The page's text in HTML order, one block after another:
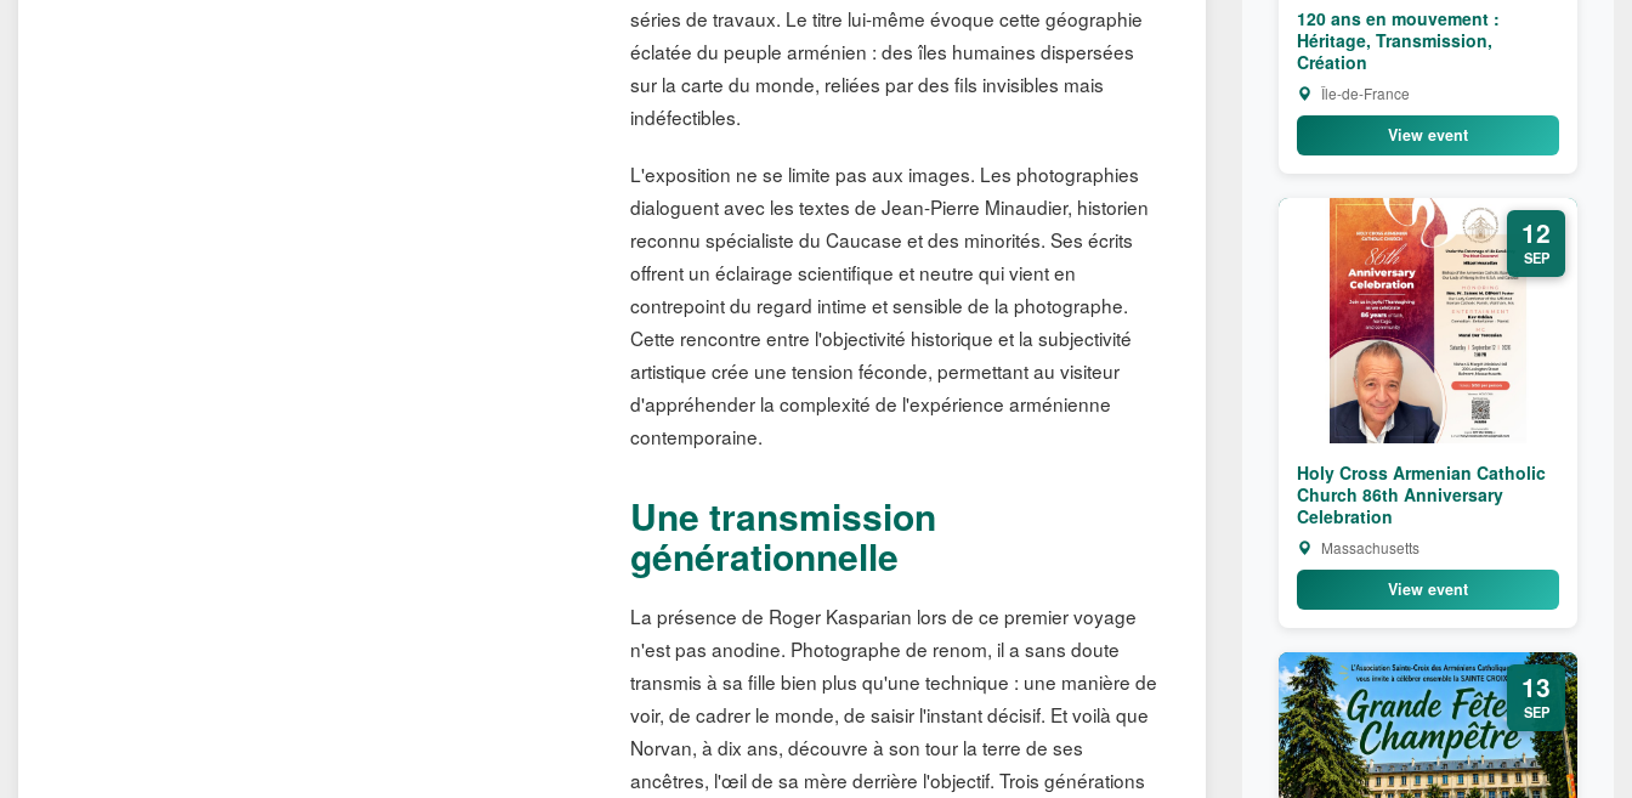
séries de travaux. Le titre lui-même évoque cette géographie
éclatée du peuple arménien : des îles humaines dispersées
sur la carte du monde, reliées par des fils invisibles mais
indéfectibles.
L'exposition ne se limite pas aux images. Les photographies
dialoguent avec les textes de Jean-Pierre Minaudier, historien
reconnu spécialiste du Caucase et des minorités. Ses écrits
offrent un éclairage scientifique et neutre qui vient en
contrepoint du regard intime et sensible de la photographe.
Cette rencontre entre l'objectivité historique et la subjectivité
artistique crée une tension féconde, permettant au visiteur
d'appréhender la complexité de l'expérience arménienne
contemporaine.
Une transmission
générationnelle
La présence de Roger Kasparian lors de ce premier voyage
n'est pas anodine. Photographe de renom, il a sans doute
transmis à sa fille bien plus qu'une technique : une manière de
voir, de cadrer le monde, de saisir l'instant décisif. Et voilà que
Norvan, à dix ans, découvre à son tour la terre de ses
ancêtres, l'œil de sa mère derrière l'objectif. Trois générations
120 ans en mouvement :
Héritage, Transmission,
Création
Île-de-France
View event
12
SEP
Holy Cross Armenian Catholic
Church 86th Anniversary
Celebration
Massachusetts
View event
13
SEP